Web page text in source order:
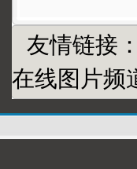
友情链接：
在线图片频